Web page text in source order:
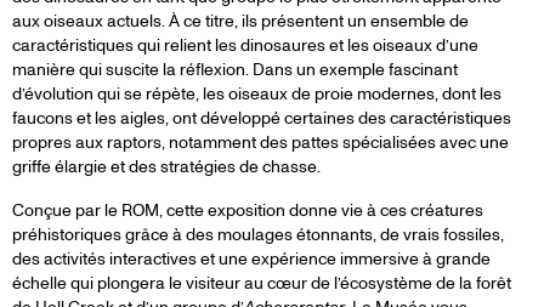
aux oiseaux actuels. À ce titre, ils présentent un ensemble de
caractéristiques qui relient les dinosaures et les oiseaux d’une
manière qui suscite la réflexion. Dans un exemple fascinant
d’évolution qui se répète, les oiseaux de proie modernes, dont les
faucons et les aigles, ont développé certaines des caractéristiques
propres aux raptors, notamment des pattes spécialisées avec une
griffe élargie et des stratégies de chasse.
Conçue par le ROM, cette exposition donne vie à ces créatures
préhistoriques grâce à des moulages étonnants, de vrais fossiles,
des activités interactives et une expérience immersive à grande
échelle qui plongera le visiteur au cœur de l’écosystème de la forêt